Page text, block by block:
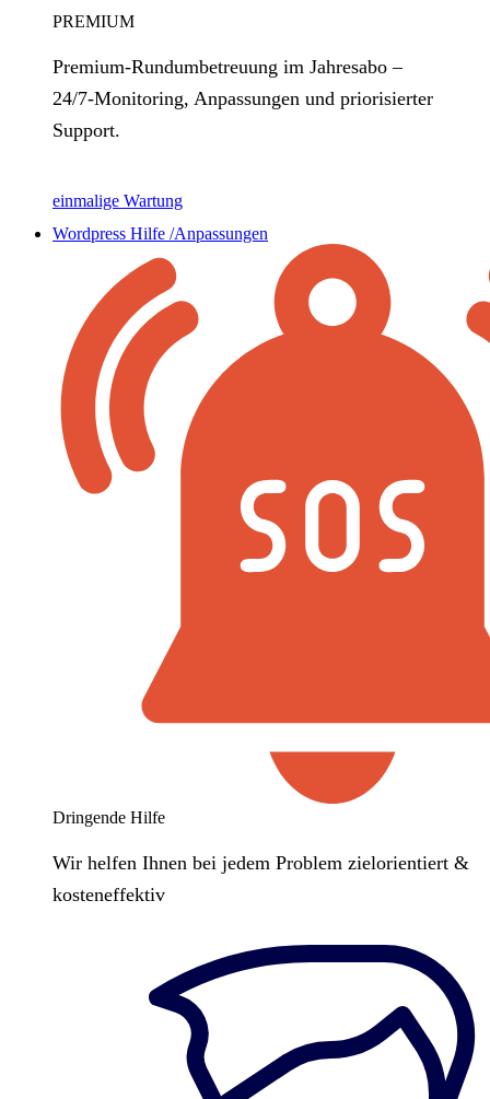
PREMIUM
Premium‑Rundumbetreuung im Jahresabo –
24/7‑Monitoring, Anpassungen und priorisierter
Support.
einmalige Wartung
Wordpress Hilfe /Anpassungen
Dringende Hilfe
Wir helfen Ihnen bei jedem Problem zielorientiert &
kosteneffektiv